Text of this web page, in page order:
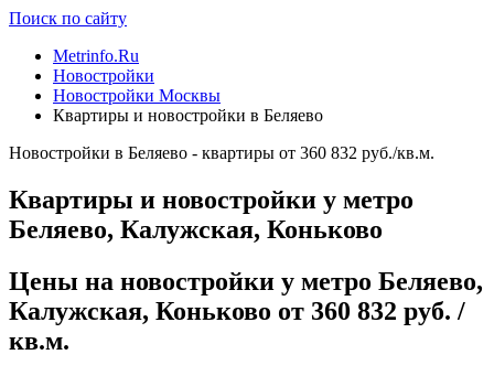
Поиск по сайту
Metrinfo.Ru
Новостройки
Новостройки Москвы
Квартиры и новостройки в Беляево
Новостройки в Беляево - квартиры от 360 832 руб./кв.м.
Квартиры и новостройки у метро
Беляево, Калужская, Коньково
Цены на новостройки у метро Беляево,
Калужская, Коньково от 360 832 руб. /
кв.м.